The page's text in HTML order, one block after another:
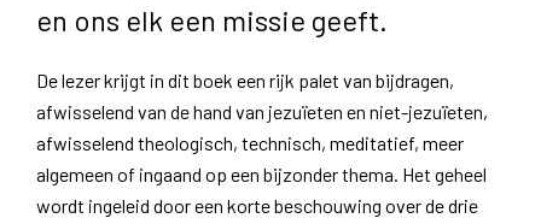
en ons elk een missie geeft.
De lezer krijgt in dit boek een rijk palet van bijdragen,
afwisselend van de hand van jezuïeten en niet-jezuïeten,
afwisselend theologisch, technisch, meditatief, meer
algemeen of ingaand op een bijzonder thema. Het geheel
wordt ingeleid door een korte beschouwing over de drie